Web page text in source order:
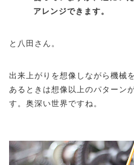
アレンジできます。
と八田さん。
出来上がりを想像しながら機械
あるときは想像以上のパターン
す。奥深い世界ですね。